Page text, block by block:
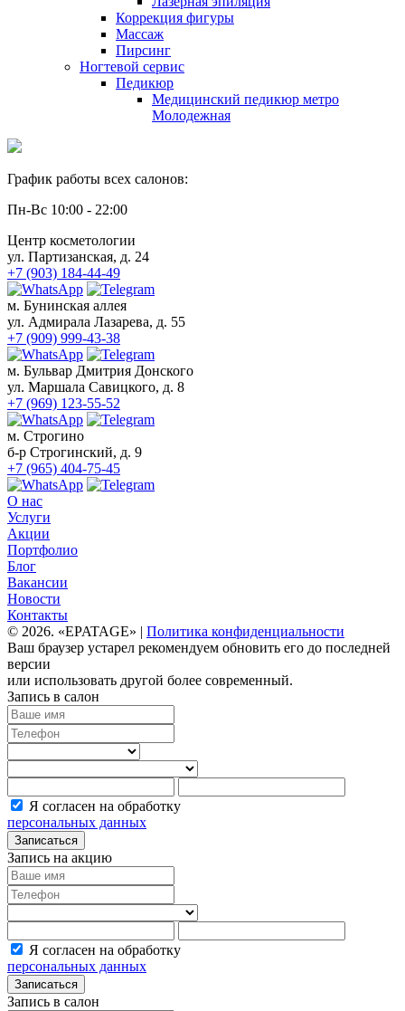
Коррекция фигуры
Массаж
Пирсинг
Ногтевой сервис
Педикюр
Медицинский педикюр метро
Молодежная
График работы всех салонов:
Пн-Вс 10:00 - 22:00
Центр косметологии
ул. Партизанская, д. 24
+7 (903) 184-44-49
м. Бунинская аллея
ул. Адмирала Лазарева, д. 55
+7 (909) 999-43-38
м. Бульвар Дмитрия Донского
ул. Маршала Савицкого, д. 8
+7 (969) 123-55-52
м. Строгино
б-р Строгинский, д. 9
+7 (965) 404-75-45
О нас
Услуги
Акции
Портфолио
Блог
Вакансии
Новости
Контакты
© 2026. «EPATAGE» | Политика конфиденциальности
Ваш браузер устарел рекомендуем обновить его до последней
версии
или использовать другой более современный.
Запись в салон
Я согласен на обработку
персональных данных
Записаться
Запись на акцию
Я согласен на обработку
персональных данных
Записаться
Запись в салон